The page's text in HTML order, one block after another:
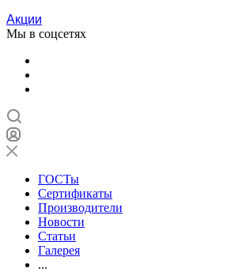
Акции
Мы в соцсетях
ГОСТы
Сертификаты
Производители
Новости
Статьи
Галерея
...